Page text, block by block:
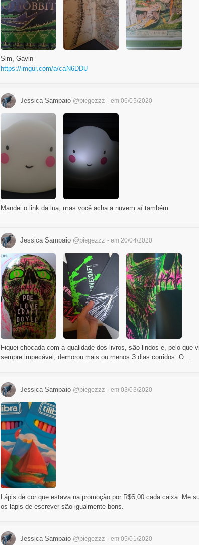
Sim, Gavin
https://imgur.com/a/caN6DDU
Jessica Sampaio @piegezzz - em 06/05/2020
Mandei o link da lua, mas você acha a nuvem aí também
Jessica Sampaio @piegezzz - em 20/04/2020
Fiquei chocada com a qualidade dos livros, são lindos e, pelo
sempre impecável, demorou mais ou menos 3 dias corridos. O ...
Jessica Sampaio @piegezzz - em 03/03/2020
Lápis de cor que estava na promoção por R$6,00 cada caixa. Me
os lápis de escrever são igualmente bons.
Jessica Sampaio @piegezzz - em 05/01/2020